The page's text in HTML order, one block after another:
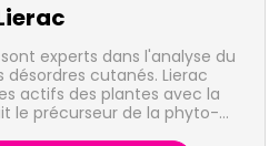
experts dans l'analyse du
désordres cutanés. Lierac
actifs des plantes avec la
le précurseur de la phyto-